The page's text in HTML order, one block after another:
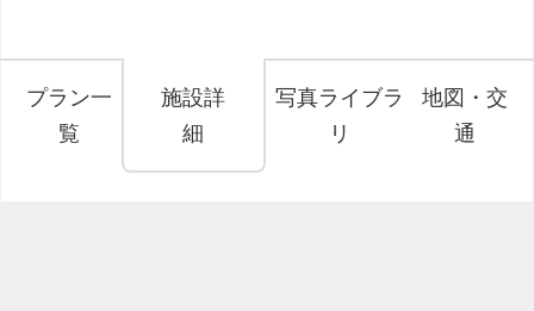
プラン一
覧
施設詳
細
写真ライブラ
リ
地図・交
通